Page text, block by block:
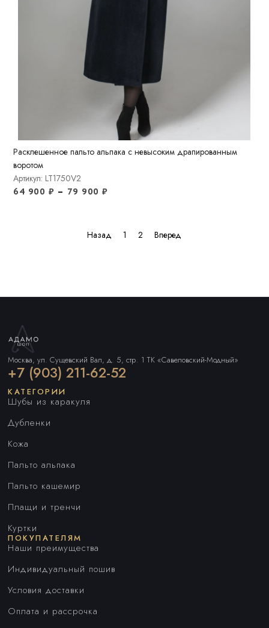
Расклешенное пальто альпака с невысоким драпированным
воротом
Артикул: LT1750V2
64 900 ₽ – 79 900₽
Назад 1 2 Вперед
Москва, ул. Сущевский Вал, д. 5, стр. 1 ТК «Савеловский-Модный»
+7 (903) 211-62-52
КАТЕГОРИИ
Шубы из каракуля
Дубленки
Кожа
Пальто альпака
Пальто кашемир
Плащи и тренчи
Куртки
ПОКУПАТЕЛЯМ
Наши преимущества
Индивидуальный пошив
Условия доставки
Оплата и рассрочка